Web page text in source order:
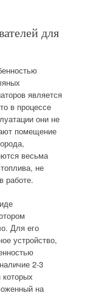
для
является
в процессе
они не
помещение
весьма
не
работе.
Для его
устройство,
2-3
на